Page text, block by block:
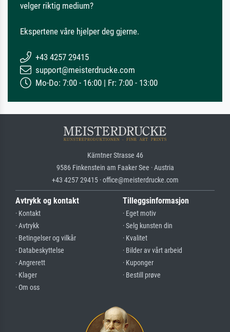
velger riktig medium?
Ekspertene våre hjelper deg gjerne.
+43 4257 29415
support@meisterdrucke.com
Mo-Do: 7:00 - 16:00 | Fr: 7:00 - 13:00
Kärntner Strasse 46
9586 Finkenstein am Faaker See · Austria
+43 4257 29415 · office@meisterdrucke.com
Avtrykk og kontakt
· Kontakt
· Avtrykk
· Betingelser og vilkår
· Databeskyttelse
· Angrerett
· Klager
· Om oss
Tilleggsinformasjon
· Eget motiv
· Selg kunsten din
· Kvalitet
· Bilder av vårt arbeid
· Kuponger
· Bestill prøve